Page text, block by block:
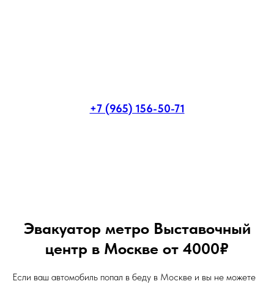
+7 (965) 156-50-71
Эвакуатор метро Выставочный
центр в Москве от 4000₽
Если ваш автомобиль попал в беду в Москве и вы не можете